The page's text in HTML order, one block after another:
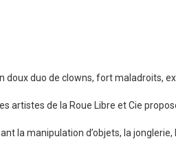
doux duo de clowns, fort maladroits,
artistes de la Roue Libre et Cie
la manipulation d’objets, la